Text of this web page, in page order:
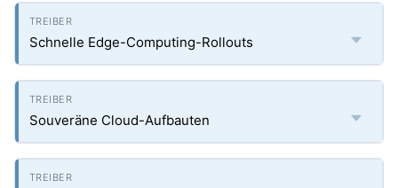
Schnelle Edge-Computing-Rollouts
Souveräne Cloud-Aufbauten